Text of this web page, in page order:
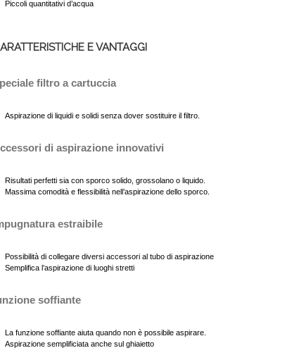
Piccoli quantitativi d’acqua
E VANTAGGI
filtro a cartuccia
Aspirazione di liquidi e solidi senza dover sostituire il filtro.
di aspirazione innovativi
Risultati perfetti sia con sporco solido, grossolano o liquido.
Massima comodità e flessibilità nell’aspirazione dello sporco.
estraibile
Possibilità di collegare diversi accessori al tubo di aspirazione
Semplifica l’aspirazione di luoghi stretti
soffiante
La funzione soffiante aiuta quando non è possibile aspirare.
Aspirazione semplificiata anche sul ghiaietto